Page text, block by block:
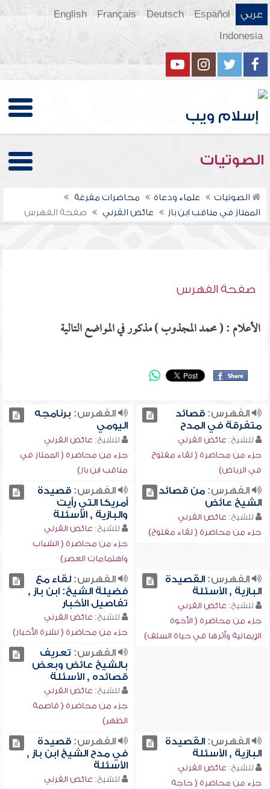
عربي Español
Deutsch
Français
English
Indonesia
الصوتيات
الصوتيات علماء ودعاة
محاضرات مفرغة
الممتاز في مناقب ابن باز
عائض القرني صفحة الفهرس
صفحة الفهرس
الأعلام : ( محمد المجذوب ) مذكور في المواضع التالية
الفهرس:قصائد
متفرقة في المدح
للشيخ: عائض القرني
جزء من محاضرة ( لقاء مفتوح
في الرياض)
الفهرس: برنامجه
اليومي
للشيخ: عائض القرني
جزء من محاضرة ( الممتاز في
مناقب ابن باز)
الفهرس:من قصائد
الشيخ عائض
للشيخ: عائض القرني
جزء من محاضرة ( لقاء مفتوح)
الفهرس:قصيدة
أمريكا التي رأيت
والبازية , الأسئلة
للشيخ: عائض القرني
جزء من محاضرة ( الشباب
واهتمامات العصر)
الفهرس:القصيدة
البازية , الأسئلة
للشيخ: عائض القرني
جزء من محاضرة ( الأخوة
الإيمانية وأثرها في حياة السلف)
الفهرس:لقاء مع
فضيلة الشيخ: ابن باز ,
تفاصيل الأخبار
للشيخ: عائض القرني
جزء من محاضرة ( نشرة الأخبار)
الفهرس: تعريف
بالشيخ عائض وبعض
قصائده , الأسئلة
للشيخ: عائض القرني
جزء من محاضرة ( قاصمة
الظهر)
الفهرس:القصيدة
البازية , الأسئلة
للشيخ: عائض القرني
جزء من محاضرة ( حاجة
الفهرس:قصيدة
في مدح الشيخ ابن باز ,
الأسئلة
للشيخ: عائض القرني